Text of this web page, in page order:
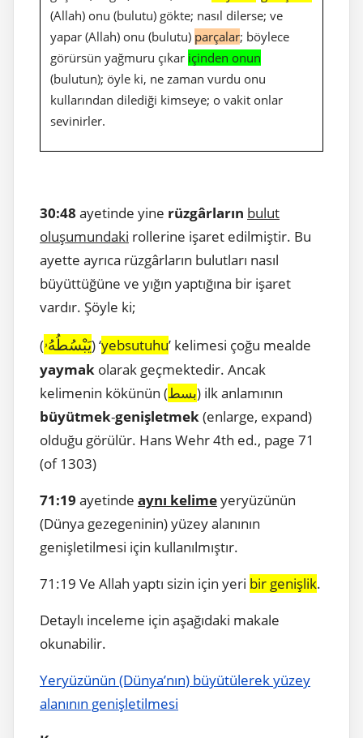
(Allah) onu (bulutu) gökte; nasıl dilerse; ve
yapar (Allah) onu (bulutu) parçalar; böylece
görürsün yağmuru çıkar içinden onun
(bulutun); öyle ki, ne zaman vurdu onu
kullarından dilediği kimseye; o vakit onlar
sevinirler.
30:48 ayetinde yine rüzgârların bulut
oluşumundaki rollerine işaret edilmiştir. Bu
ayette ayrıca rüzgârların bulutları nasıl
büyüttüğüne ve yığın yaptığına bir işaret
vardır. Şöyle ki;
(يَبْسُطُهُۥ) ‘yebsutuhu’ kelimesi çoğu mealde
yaymak olarak geçmektedir. Ancak
kelimenin kökünün (بسط) ilk anlamının
büyütmek-genişletmek(enlarge, expand)
olduğu görülür. Hans Wehr 4th ed., page 71
(of 1303)
71:19 ayetinde aynı kelimeyeryüzünün
(Dünya gezegeninin) yüzey alanının
genişletilmesi için kullanılmıştır.
71:19 Ve Allah yaptı sizin için yeri bir genişlik.
Detaylı inceleme için aşağıdaki makale
okunabilir.
Yeryüzünün (Dünya’nın) büyütülerek yüzey
alanının genişletilmesi